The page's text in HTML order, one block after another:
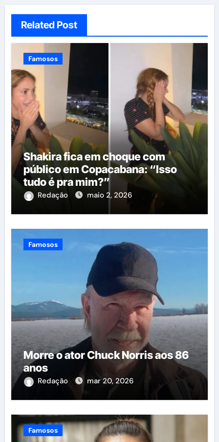
Related Post
Famosos
Shakira fica em choque com
público em Copacabana: “Isso
tudo é pra mim?”
Redação maio 2, 2026
Famosos
Morre o ator Chuck Norris aos 86
anos
Redação mar 20, 2026
Famosos